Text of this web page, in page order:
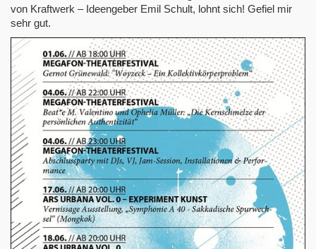
von Kraftwerk – Ideengeber Emil Schult, lohnt sich! Gefiel mir
sehr gut.